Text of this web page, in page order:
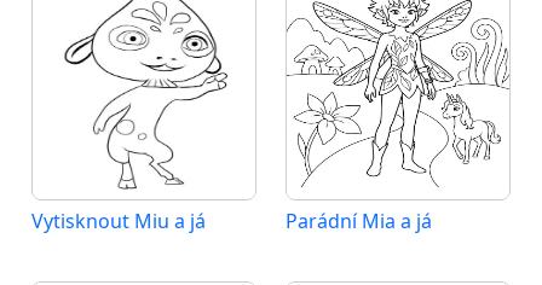
Vytisknout Miu a já Parádní Mia a já